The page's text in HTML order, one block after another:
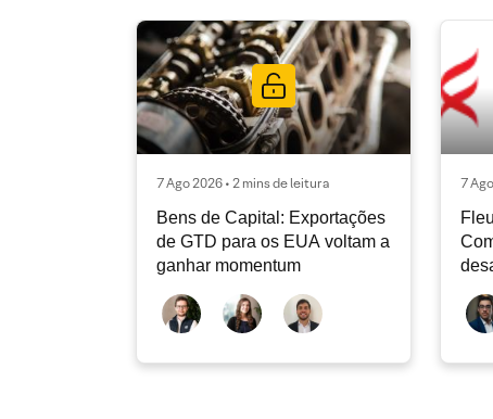
7 Ago 2026 • 2 mins de leitura
Bens de Capital: Exportações
de GTD para os EUA voltam a
ganhar momentum
7